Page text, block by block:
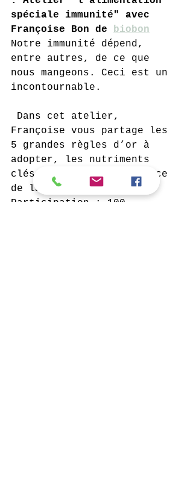
spéciale immunité" avec
Françoise Bon de biobon
Notre immunité dépend,
entre autres, de ce que
nous mangeons. Ceci est un
incontournable.
Françoise vous partage les
5 grandes règles d’or à
adopter, les nutriments
clés et les coups de pouce
de la nature.
Participation : 100.-